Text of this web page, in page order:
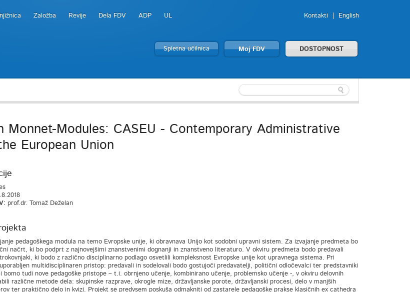
Založba Revije Dela FDV ADP UL Kontakti English
Spletna učilnica Moj FDV DOSTOPNOST
Monnet-Modules: CASEU - Contemporary Administrative
European Union
prof.dr. Tomaž Deželan
pedagoškega modula na temo Evropske unije, ki obravnava Unijo kot sodobni upravni sistem. Za izvajanje predmeta bo
načrt, ki bo podprt z najnovejšimi znanstvenimi dognanji in znanstveno literaturo. V okviru predmeta bodo predavali
ki bodo z različno disciplinarno podlago osvetlili kompleksnost Evropske unije kot upravnega sistema. Pri
multidisciplinaren pristop: predavali in sodelovali bodo gostujoči predavatelji, politični odločevalci ter predstavniki
bomo tudi nove pedagoške pristope – t.i. obrnjeno učenje, kombinirano učenje, problemsko učenje -, v okviru delovnih
različne metode dela: skupinske razprave, okrogle mize, državljanske porote, državljanski procesi, delo v manjših
ter praktično delo in kvizi. Projekt se predvsem poskuša odmakniti od zastarele pedagoške prakse klasičnih ex cathedra